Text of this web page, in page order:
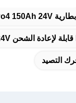
بطارية LiFePo4 150Ah 24V
التصيد